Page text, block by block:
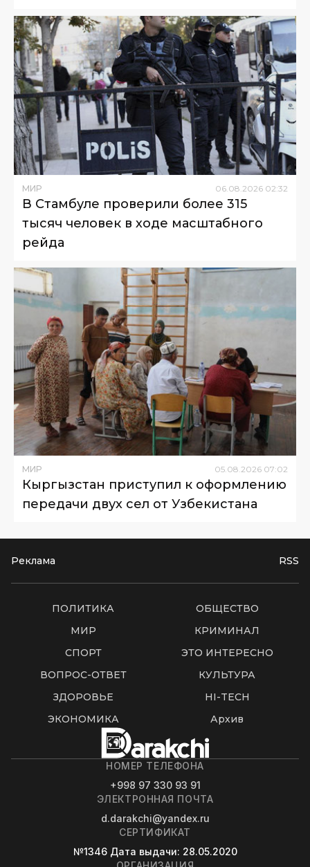
МИР 06 08 2026 02:32
В Стамбуле проверили более 315
тысяч человек в ходе масштабного
рейда
МИР 05 08 2026 07:02
Кыргызстан приступил к оформлению
передачи двух сел от Узбекистана
Реклама RSS
ПОЛИТИКА
ОБЩЕСТВО
МИР
КРИМИНАЛ
СПОРТ
ЭТО ИНТЕРЕСНО
ВОПРОС-ОТВЕТ
КУЛЬТУРА
ЗДОРОВЬЕ
HI-TECH
ЭКОНОМИКА
Архив
НОМЕР ТЕЛЕФОНА
+998 97 330 93 91
ЭЛЕКТРОННАЯ ПОЧТА
d.darakchi@yandex.ru
СЕРТИФИКАТ
№1346 Дата выдачи: 28.05.2020